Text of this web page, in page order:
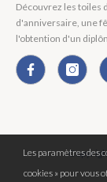
Découvrez les toiles
d'anniversaire, une
l'obtention d'un
Les paramètres des
cookies » pour vous